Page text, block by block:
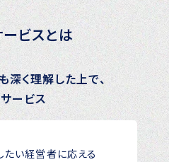
ビスとは
深く理解した上で、
ービス
たい経営者に応える